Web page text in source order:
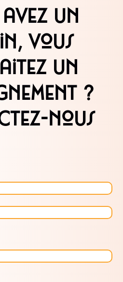
un
vous
un
?
nous